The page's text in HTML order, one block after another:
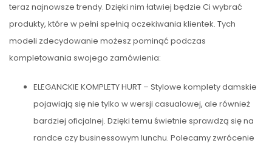
teraz najnowsze trendy. Dzięki nim łatwiej będzie Ci wybrać
produkty, które w pełni spełnią oczekiwania klientek. Tych
modeli zdecydowanie możesz pominąć podczas
kompletowania swojego zamówienia:
ELEGANCKIE KOMPLETY HURT – Stylowe komplety damskie
pojawiają się nie tylko w wersji casualowej, ale również
bardziej oficjalnej. Dzięki temu świetnie sprawdzą się na
randce czy businessowym lunchu. Polecamy zwrócenie